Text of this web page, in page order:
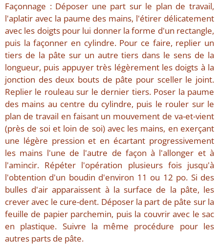
Façonnage : Déposer une part sur le plan de travail,
l'aplatir avec la paume des mains, l'étirer délicatement
avec les doigts pour lui donner la forme d'un rectangle,
puis la façonner en cylindre. Pour ce faire, replier un
tiers de la pâte sur un autre tiers dans le sens de la
longueur, puis appuyer très légèrement les doigts à la
jonction des deux bouts de pâte pour sceller le joint.
Replier le rouleau sur le dernier tiers. Poser la paume
des mains au centre du cylindre, puis le rouler sur le
plan de travail en faisant un mouvement de va-et-vient
(près de soi et loin de soi) avec les mains, en exerçant
une légère pression et en écartant progressivement
les mains l'une de l'autre de façon à l'allonger et à
l'amincir. Répéter l'opération plusieurs fois jusqu'à
l'obtention d'un boudin d'environ 11 ou 12 po. Si des
bulles d'air apparaissent à la surface de la pâte, les
crever avec le cure-dent. Déposer la part de pâte sur la
feuille de papier parchemin, puis la couvrir avec le sac
en plastique. Suivre la même procédure pour les
autres parts de pâte.